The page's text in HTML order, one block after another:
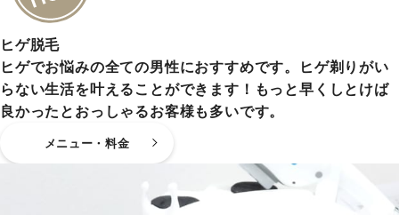
ヒゲ脱毛
ヒゲでお悩みの全ての男性におすすめです。ヒゲ剃りがい
らない生活を叶えることができます！もっと早くしとけば
良かったとおっしゃるお客様も多いです。
メニュー・料金